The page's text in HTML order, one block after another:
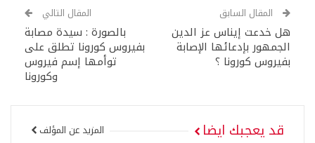
المقال السابق
هل خدعت إيناس عز الدين
الجمهور بإدعائها الإصابة
بفيروس كورونا ؟
المقال التالي
بالصورة : سيدة مصابة
بفيروس كورونا تطلق على
توأمها إسم فيروس
وكورونا
قد يعجبك ايضا المزيد عن المؤلف